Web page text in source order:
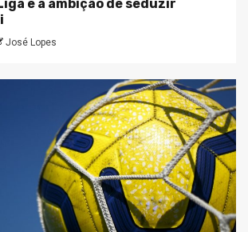
e a ambição de seduzir
José Lopes